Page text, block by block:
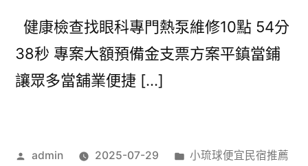
健康檢查找眼科專門熱泵維修10點 54分
38秒 專案大額預備金支票方案平鎮當鋪
讓眾多當舖業便捷 […]
作
admin 2025-07-29
分
小琉球便宜民宿推薦